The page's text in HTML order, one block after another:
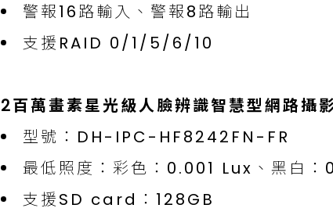
警報16路輸入、警報8路輸出
支援RAID 0/1/5/6/10
2百萬畫素星光級人臉辨識智慧型網路攝
型號：DH-IPC-HF8242FN-FR
最低照度：彩色：0.001 Lux、黑白
支援SD card：128GB